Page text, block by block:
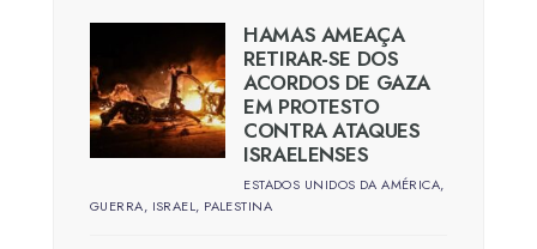
HAMAS AMEAÇA
RETIRAR-SE DOS
ACORDOS DE GAZA
EM PROTESTO
CONTRA ATAQUES
ISRAELENSES
ESTADOS UNIDOS DA AMÉRICA,
GUERRA, ISRAEL, PALESTINA